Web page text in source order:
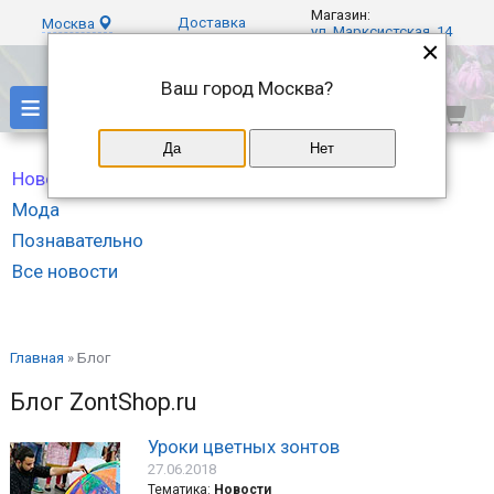
Москва Доставка
Магазин:
ул. Марксистская, 14
≡
Новости
Мода
Познавательно
Все новости
Главная »Блог
Блог ZontShop.ru
Уроки цветных зонтов
27.06.2018
Тематика: Новости
×
Ваш город Москва?
Да Нет